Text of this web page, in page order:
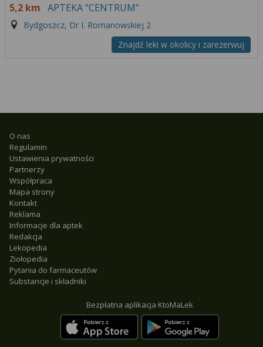
5,2 km APTEKA "CENTRUM"
Bydgoszcz, Dr I. Romanowskiej 2
Znajdź leki w okolicy i zarezerwuj
O nas
Regulamin
Ustawienia prywatności
Partnerzy
Współpraca
Mapa strony
Kontakt
Reklama
Informacje dla aptek
Redakcja
Lekopedia
Ziołopedia
Pytania do farmaceutów
Substancje i składniki
Bezpłatna aplikacja KtoMaLek